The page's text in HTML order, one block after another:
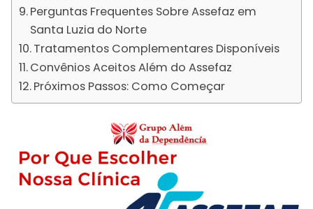
Perguntas Frequentes Sobre Assefaz em
Santa Luzia do Norte
Tratamentos Complementares Disponíveis
Convênios Aceitos Além do Assefaz
Próximos Passos: Como Começar